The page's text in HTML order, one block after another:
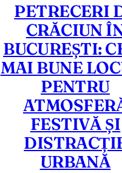
PETRECERI
CRĂCIUN
BUCUREȘTI:
MAI BUNE
PENTRU
FESTIVĂ ȘI
URBANĂ